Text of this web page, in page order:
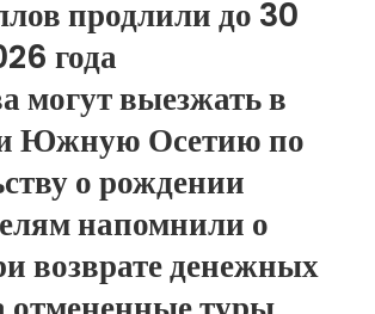
продлили до 30
года
могут выезжать в
Южную Осетию по
о рождении
напомнили о
возврате денежных